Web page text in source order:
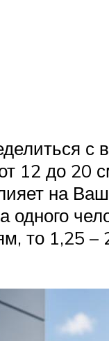
12 до 20
на
то 1,25 –